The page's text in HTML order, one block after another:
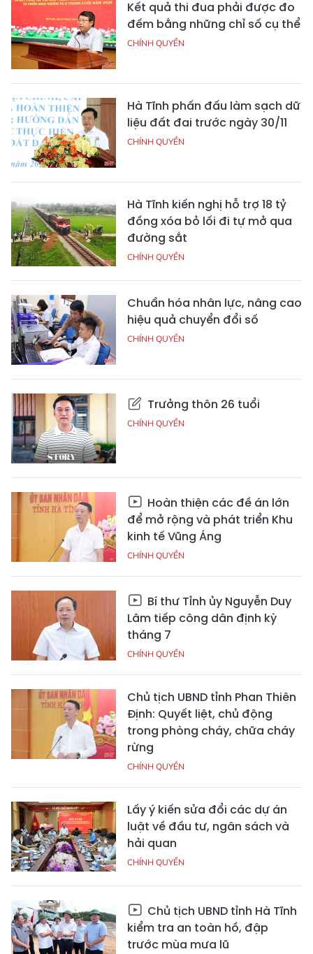
Kết quả thi đua phải được đo
đếm bằng những chỉ số cụ thể
CHÍNH QUYỀN
Hà Tĩnh phấn đấu làm sạch dữ
liệu đất đai trước ngày 30/11
CHÍNH QUYỀN
Hà Tĩnh kiến nghị hỗ trợ 18 tỷ
đồng xóa bỏ lối đi tự mở qua
đường sắt
CHÍNH QUYỀN
Chuẩn hóa nhân lực, nâng cao
hiệu quả chuyển đổi số
CHÍNH QUYỀN
Trưởng thôn 26 tuổi
CHÍNH QUYỀN
Hoàn thiện các đề án lớn
để mở rộng và phát triển Khu
kinh tế Vũng Áng
CHÍNH QUYỀN
Bí thư Tỉnh ủy Nguyễn Duy
Lâm tiếp công dân định kỳ
tháng 7
CHÍNH QUYỀN
Chủ tịch UBND tỉnh Phan Thiên
Định: Quyết liệt, chủ động
trong phòng cháy, chữa cháy
rừng
CHÍNH QUYỀN
Lấy ý kiến sửa đổi các dự án
luật về đầu tư, ngân sách và
hải quan
CHÍNH QUYỀN
Chủ tịch UBND tỉnh Hà Tĩnh
kiểm tra an toàn hồ, đập
trước mùa mưa lũ